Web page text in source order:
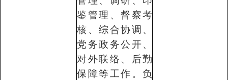
鉴管理、督察考
核、综合协调、
党务政务公开、
对外联络、后勤
保障等工作。负